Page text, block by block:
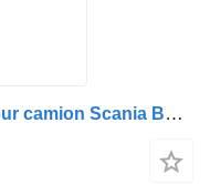
Autoradio Amplificator Audio pour camion Scania BLAU BCA 08 TA